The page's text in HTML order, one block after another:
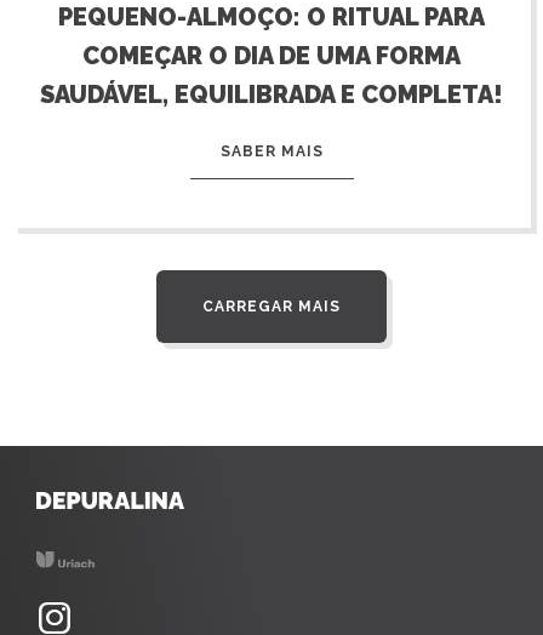
PEQUENO-ALMOÇO: O RITUAL PARA
COMEÇAR O DIA DE UMA FORMA
SAUDÁVEL, EQUILIBRADA E COMPLETA!
SABER MAIS
CARREGAR MAIS